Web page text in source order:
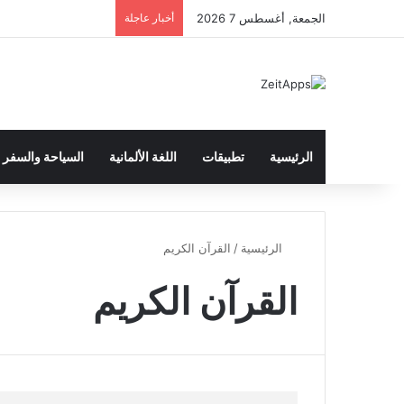
الجمعة, أغسطس 7 2026 أخبار عاجلة
الرئيسية تطبيقات اللغة الألمانية السياحة والسفر
الرئيسية / القرآن الكريم
القرآن الكريم